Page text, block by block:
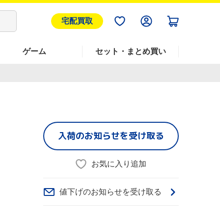
宅配買取
ゲーム セット・まとめ買い
入荷のお知らせを受け取る
お気に入り追加
値下げのお知らせを受け取る